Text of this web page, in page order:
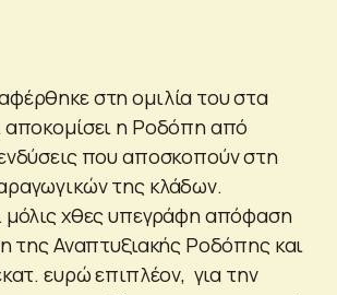
στη ομιλία του στα
αποκομίσει η Ροδόπη από
που αποσκοπούν στη
της κλάδων.
μόλις χθες υπεγράφη απόφαση
της Αναπτυξιακής Ροδόπης και
ευρώ επιπλέον, για την